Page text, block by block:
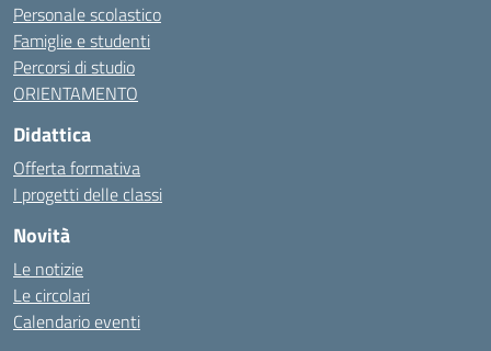
Personale scolastico
Famiglie e studenti
Percorsi di studio
ORIENTAMENTO
Didattica
Offerta formativa
I progetti delle classi
Novità
Le notizie
Le circolari
Calendario eventi